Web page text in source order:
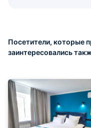
Посетители, которые
заинтересовались